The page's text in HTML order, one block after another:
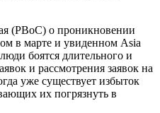
(PBoC) о проникновении
в марте и увиденном Asia
боятся длительного и
и рассмотрения заявок на
уже существует избыток
их погрязнуть в